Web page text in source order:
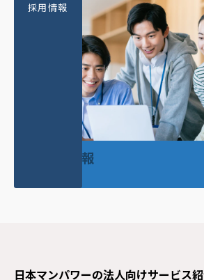
採用情報
採用情報
日本マンパワーの法人向けサービス